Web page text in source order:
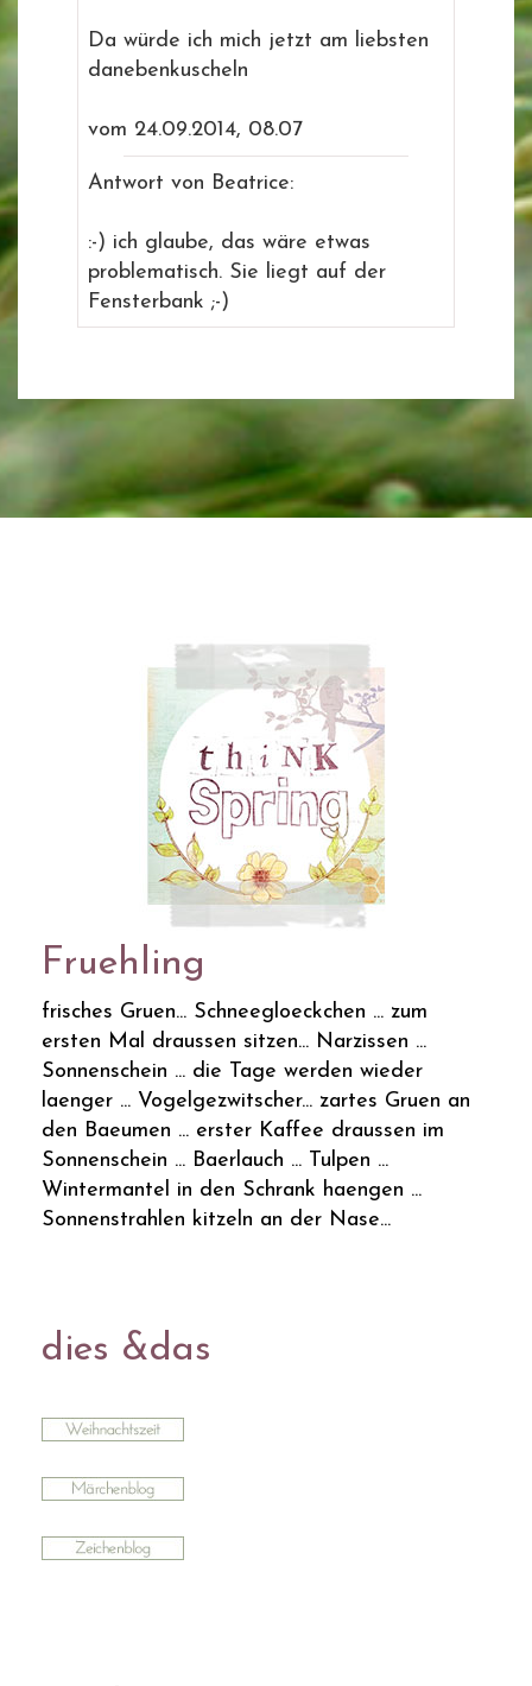
Da würde ich mich jetzt am liebsten
danebenkuscheln
vom 24.09.2014, 08.07
Antwort von Beatrice:
:-) ich glaube, das wäre etwas
problematisch. Sie liegt auf der
Fensterbank ;-)
Fruehling
frisches Gruen... Schneegloeckchen ... zum
ersten Mal draussen sitzen... Narzissen ...
Sonnenschein ... die Tage werden wieder
laenger ... Vogelgezwitscher... zartes Gruen an
den Baeumen ... erster Kaffee draussen im
Sonnenschein ... Baerlauch ... Tulpen ...
Wintermantel in den Schrank haengen ...
Sonnenstrahlen kitzeln an der Nase...
dies &das